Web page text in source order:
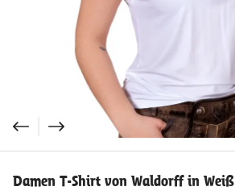
Damen T-Shirt von Waldorff in Weiß